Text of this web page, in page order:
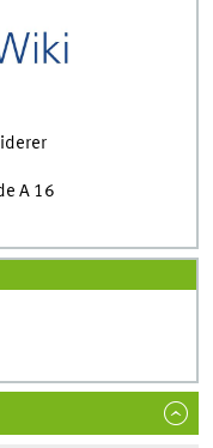
A 16